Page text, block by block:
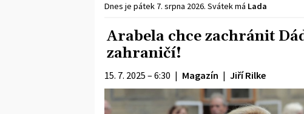
Dnes je pátek 7. srpna 2026. Svátek má Lada
Arabela chce zachránit
zahraničí!
15. 7. 2025 – 6:30 | Magazín | Jiří Rilke